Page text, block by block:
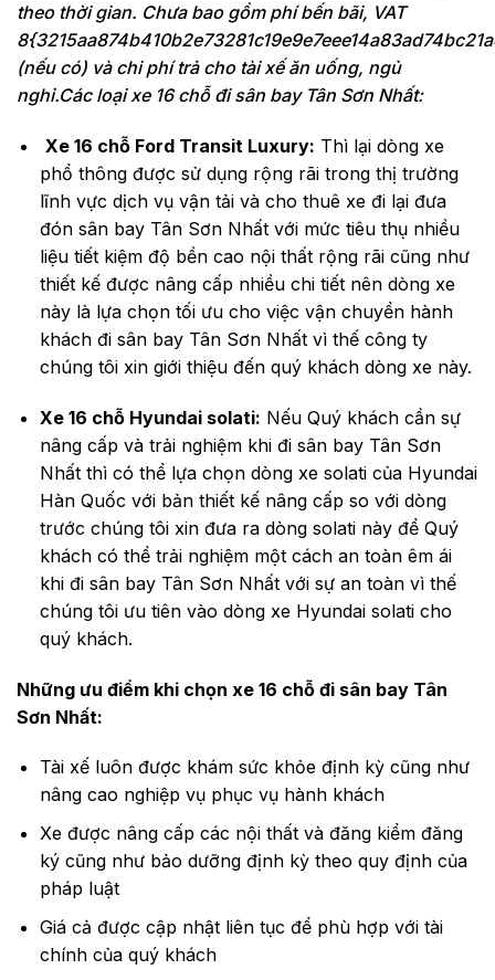
theo thời gian. Chưa bao gồm phí bến bãi, VAT
(nếu có) và chi phí trả cho tài xế ăn uống, ngủ
nghỉ.Các loại xe 16 chỗ đi sân bay Tân Sơn Nhất:
Xe 16 chỗ Ford Transit Luxury: Thì lại dòng xe
phổ thông được sử dụng rộng rãi trong thị trường
lĩnh vực dịch vụ vận tải và cho thuê xe đi lại đưa
đón sân bay Tân Sơn Nhất với mức tiêu thụ nhiều
liệu tiết kiệm độ bền cao nội thất rộng rãi cũng như
thiết kế được nâng cấp nhiều chi tiết nên dòng xe
này là lựa chọn tối ưu cho việc vận chuyển hành
khách đi sân bay Tân Sơn Nhất vì thế công ty
chúng tôi xin giới thiệu đến quý khách dòng xe này.
Xe 16 chỗ Hyundai solati: Nếu Quý khách cần sự
nâng cấp và trải nghiệm khi đi sân bay Tân Sơn
Nhất thì có thể lựa chọn dòng xe solati của Hyundai
Hàn Quốc với bản thiết kế nâng cấp so với dòng
trước chúng tôi xin đưa ra dòng solati này để Quý
khách có thể trải nghiệm một cách an toàn êm ái
khi đi sân bay Tân Sơn Nhất với sự an toàn vì thế
chúng tôi ưu tiên vào dòng xe Hyundai solati cho
quý khách.
Những ưu điểm khi chọn xe 16 chỗ đi sân bay Tân
Sơn Nhất:
Tài xế luôn được khám sức khỏe định kỳ cũng như
nâng cao nghiệp vụ phục vụ hành khách
Xe được nâng cấp các nội thất và đăng kiểm đăng
ký cũng như bảo dưỡng định kỳ theo quy định của
pháp luật
Giá cả được cập nhật liên tục để phù hợp với tài
chính của quý khách